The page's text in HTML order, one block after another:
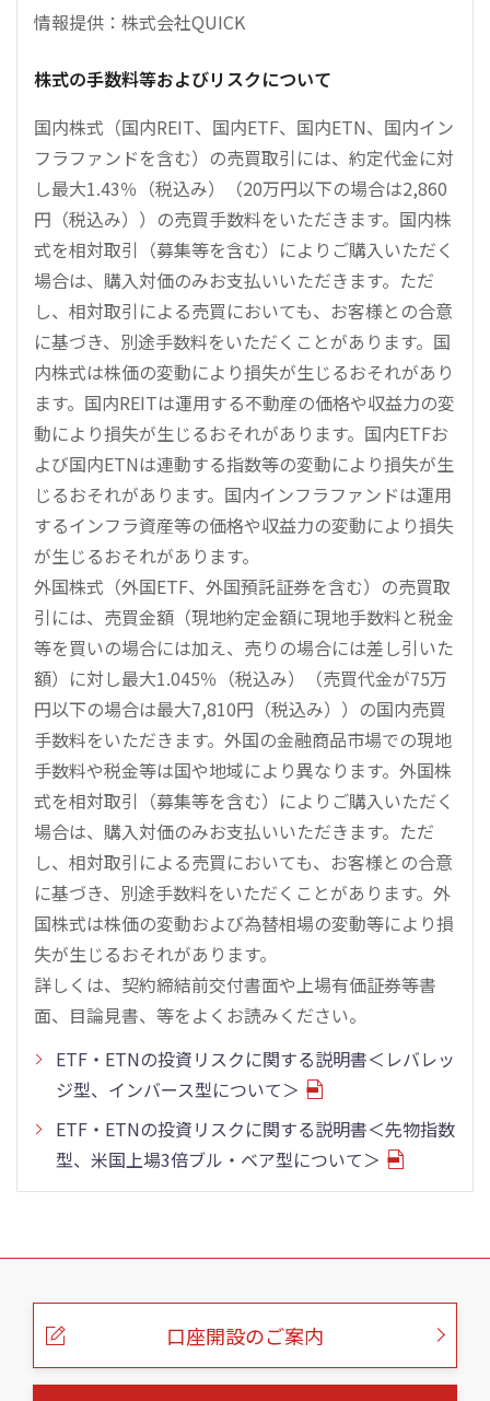
情報提供：株式会社QUICK
株式の手数料等およびリスクについて
国内株式（国内REIT、国内ETF、国内ETN、国内イン
フラファンドを含む）の売買取引には、約定代金に対
し最大1.43％（税込み）（20万円以下の場合は2,860
円（税込み））の売買手数料をいただきます。国内株
式を相対取引（募集等を含む）によりご購入いただく
場合は、購入対価のみお支払いいただきます。ただ
し、相対取引による売買においても、お客様との合意
に基づき、別途手数料をいただくことがあります。国
内株式は株価の変動により損失が生じるおそれがあり
ます。国内REITは運用する不動産の価格や収益力の変
動により損失が生じるおそれがあります。国内ETFお
よび国内ETNは連動する指数等の変動により損失が生
じるおそれがあります。国内インフラファンドは運用
するインフラ資産等の価格や収益力の変動により損失
が生じるおそれがあります。
外国株式（外国ETF、外国預託証券を含む）の売買取
引には、売買金額（現地約定金額に現地手数料と税金
等を買いの場合には加え、売りの場合には差し引いた
額）に対し最大1.045％（税込み）（売買代金が75万
円以下の場合は最大7,810円（税込み））の国内売買
手数料をいただきます。外国の金融商品市場での現地
手数料や税金等は国や地域により異なります。外国株
式を相対取引（募集等を含む）によりご購入いただく
場合は、購入対価のみお支払いいただきます。ただ
し、相対取引による売買においても、お客様との合意
に基づき、別途手数料をいただくことがあります。外
国株式は株価の変動および為替相場の変動等により損
失が生じるおそれがあります。
詳しくは、契約締結前交付書面や上場有価証券等書
面、目論見書、等をよくお読みください。
ETF・ETNの投資リスクに関する説明書＜レバレッ
ジ型、インバース型について＞
ETF・ETNの投資リスクに関する説明書＜先物指数
型、米国上場3倍ブル・ベア型について＞
こ
口座開設のご案内